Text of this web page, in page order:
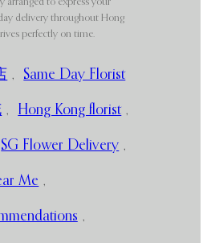
delivery throughout Hong
perfectly on time.
, Same Day Florist
, Hong Kong florist ,
SG Flower Delivery ,
Me ,
,